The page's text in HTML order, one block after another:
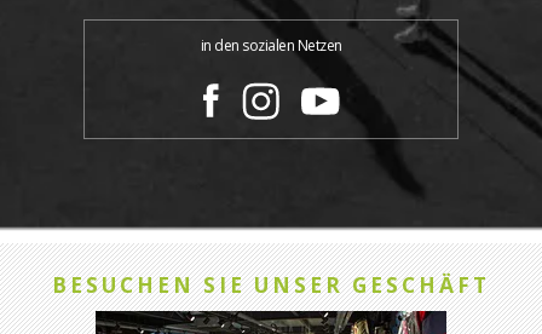
in den sozialen Netzen
BESUCHEN SIE UNSER GESCHÄFT